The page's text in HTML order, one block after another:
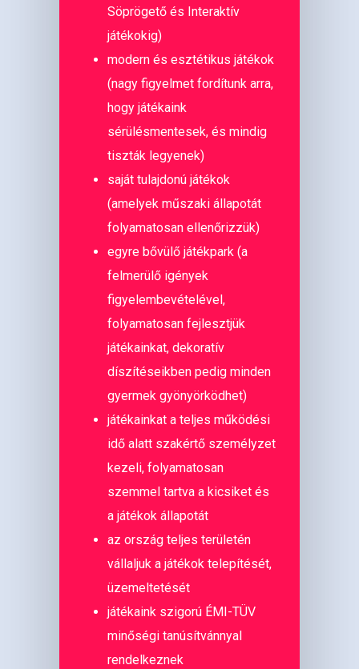
Söprögető és Interaktív
játékokig)
modern és esztétikus játékok
(nagy figyelmet fordítunk arra,
hogy játékaink
sérülésmentesek, és mindig
tiszták legyenek)
saját tulajdonú játékok
(amelyek műszaki állapotát
folyamatosan ellenőrizzük)
egyre bővülő játékpark (a
felmerülő igények
figyelembevételével,
folyamatosan fejlesztjük
játékainkat, dekoratív
díszítéseikben pedig minden
gyermek gyönyörködhet)
játékainkat a teljes működési
idő alatt szakértő személyzet
kezeli, folyamatosan
szemmel tartva a kicsiket és
a játékok állapotát
az ország teljes területén
vállaljuk a játékok telepítését,
üzemeltetését
játékaink szigorú ÉMI-TÜV
minőségi tanúsítvánnyal
rendelkeznek